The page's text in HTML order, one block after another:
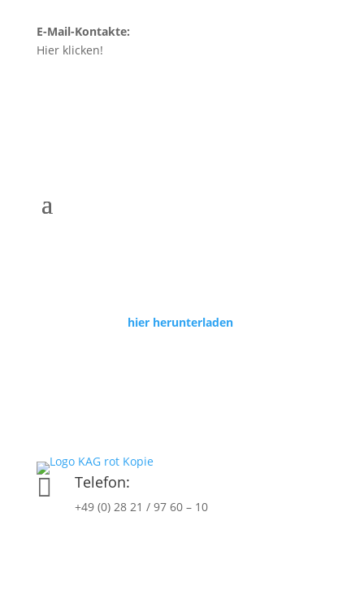
E-Mail-Kontakte:
Hier klicken!
hier herunterladen!
 Telefon:
+49 (0) 28 21 / 97 60 – 10